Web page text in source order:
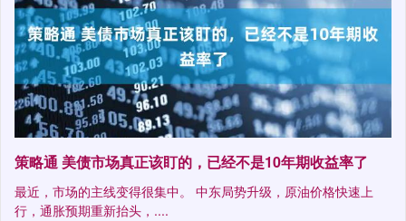
策略通 美债市场真正该盯的，已经不是10年期收益率了
最近，市场的主线变得很集中。 中东局势升级，原油价格快速上
行，通胀预期重新抬头，....